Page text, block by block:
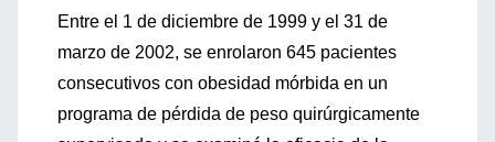
Entre el 1 de diciembre de 1999 y el 31 de
marzo de 2002, se enrolaron 645 pacientes
consecutivos con obesidad mórbida en un
programa de pérdida de peso quirúrgicamente